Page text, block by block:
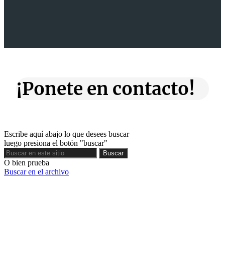
¡Ponete en contacto!
Escribe aquí abajo lo que desees buscar
luego presiona el botón "buscar"
Buscar
Buscar
O bien prueba
Buscar en el archivo